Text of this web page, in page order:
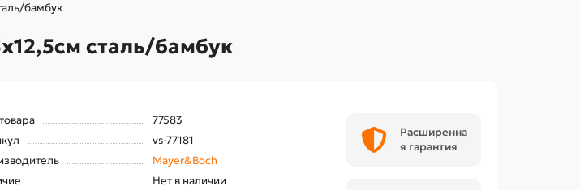
бамбук
сталь/бамбук
77583
vs-77181
Mayer&Boch
Нет в наличии
Расширенна
я гарантия